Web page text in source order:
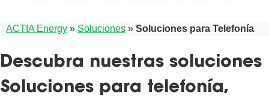
ACTIA Energy » Soluciones » Soluciones para Telefonía
Descubra nuestras soluciones
Soluciones para telefonía,